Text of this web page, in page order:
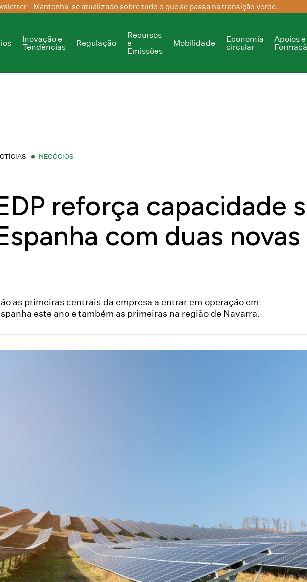
- Mantenha-se atualizado sobre tudo o que se passa na transição verde.
Inovação e
Tendências
Regulação
Recursos
e
Emissões
Mobilidade
Economia
circular
Apoios e
NEGÓCIOS
reforça capacidade
com duas
as primeiras centrais da empresa a entrar em operação em
este ano e também as primeiras na região de Navarra.